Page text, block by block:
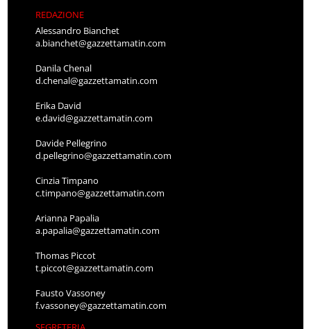
REDAZIONE
Alessandro Bianchet
a.bianchet@gazzettamatin.com
Danila Chenal
d.chenal@gazzettamatin.com
Erika David
e.david@gazzettamatin.com
Davide Pellegrino
d.pellegrino@gazzettamatin.com
Cinzia Timpano
c.timpano@gazzettamatin.com
Arianna Papalia
a.papalia@gazzettamatin.com
Thomas Piccot
t.piccot@gazzettamatin.com
Fausto Vassoney
f.vassoney@gazzettamatin.com